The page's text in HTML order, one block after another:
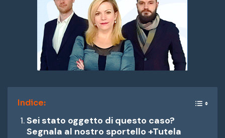
Indice:
Sei stato oggetto di questo caso?
Segnala al nostro sportello +Tutela